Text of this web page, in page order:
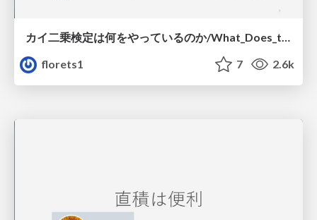
カイ二乗検定は何をやっているのか/What_Does_the_Chi-Square_Test_Do
florets1
7 2.6k